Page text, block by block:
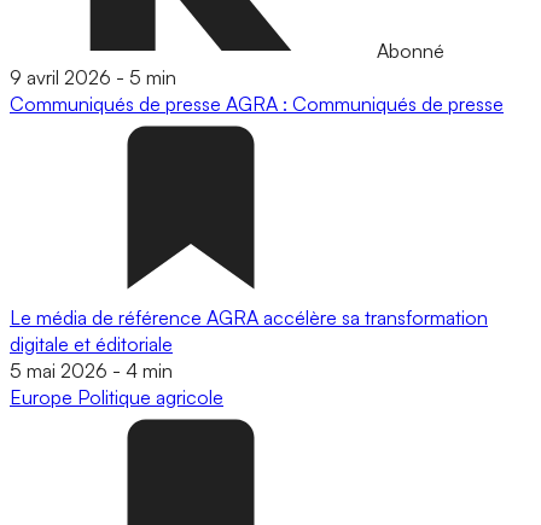
Abonné
9 avril 2026 - 5 min
Communiqués de presse AGRA : Communiqués de presse
Le média de référence AGRA accélère sa transformation
digitale et éditoriale
5 mai 2026 - 4 min
Europe Politique agricole